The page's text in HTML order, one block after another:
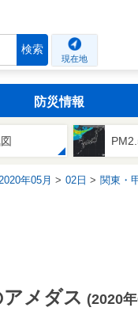
検索
現在地
防災情報
年05月 02日 関東・
メダス (2020